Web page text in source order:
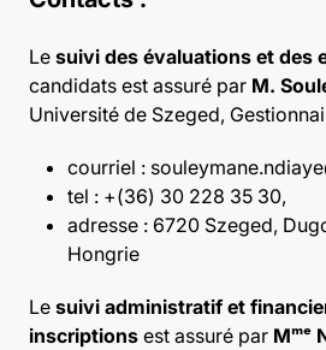
Le suivi des évaluations et des
candidats est assuré par M.
Université de Szeged,
courriel :
tel : +(36) 30 228 35 30,
adresse : 6720 Szeged,
Hongrie
Le suivi administratif et
inscriptions est assuré par Mᵐᵉ